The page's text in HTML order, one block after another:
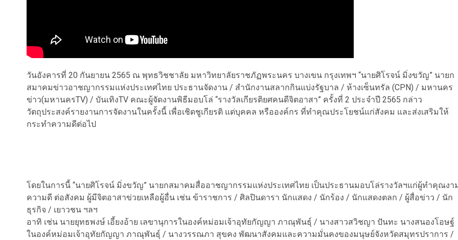
วันอังคารที่ 20 กันยายน 2565 ณ พุทธวิชชาลัย มหาวิทยาลัยราชภัฏพระนคร บางเขน กรุงเทพฯ “นายศิโรจน์ มิ่งขวัญ” นายก
สมาคมข่าวอาชญากรรมแห่งประเทศไทย ประธานจัดงาน / สำนักงานสลากกินแบ่งรัฐบาล / ห้างเซ็นทรัล (CPN) / มหานคร
ข่าว(มหานครTV) / บันเทิงTV คณะผู้จัดงานพิธีมอบโล่ “รางวัลเกียรติยศคนดีจิตอาสา” ครั้งที่ 2 ประจำปี 2565 กล่าว
วัตถุประสงค์รายงานการจัดงานในครั้งนี้ เพื่อเชิดชูเกียรติ แด่บุคคล หรือองค์กร ที่ทำคุณประโยชน์แก่สังคม และส่งเสริมให้
กระทำความดีต่อไป
โดยในการนี้ “นายศิโรจน์ มิ่งขวัญ” นายกสมาคมสื่ออาชญากรรมแห่งประเทศไทย เป็นประธานมอบโล่รางวัลฯแก่ผู้ทำคุณงา
ความดี ต่อสังคม ผู้มีจิตอาสาข่วยเหลือผู้อื่น เช่น ข้าราชการ / ศิลปินดารา นักแสดง / นักร้อง / นักแสดงตลก / ผู้สื่อข่าว / นัก
ธุรกิจ / เยาวชน ฯลฯ
อาทิ เช่น นายยุทธพงษ์ เอี้ยงอ้าย เลขานุการในองค์หม่อมเจ้าอุทัยกัญญา ภาณุพันธุ์ / นางสาวสวิชญา ปันทะ นางสนองโอษฐ์
ในองค์หม่อมเจ้าอุทัยกัญญา ภาณุพันธุ์ / นางวรรณภา สุขคง พัฒนาสังคมและความมั่นคงของมนุษย์จังหวัดสมุทรปราการ /